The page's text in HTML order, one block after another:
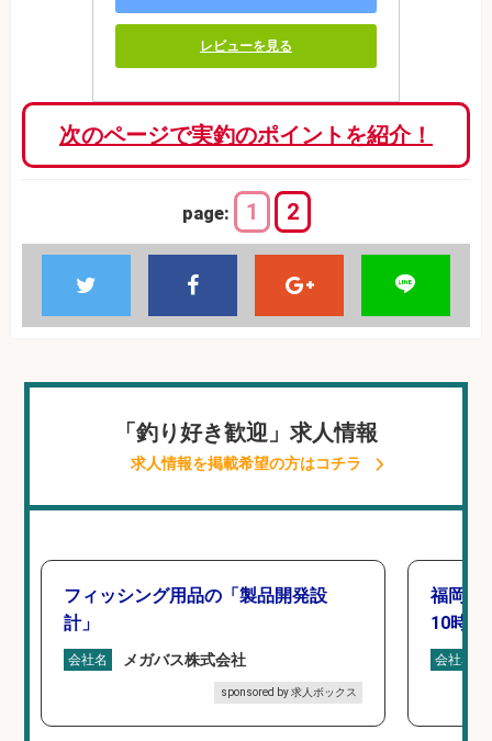
レビューを見る
次のページで実釣のポイントを紹介！
page: 1 2
「釣り好き歓迎」求人情報
求人情報を掲載希望の方はコチラ
フィッシング用品の「製品開発設
計」
会社名 メガバス株式会社
sponsored by 求人ボックス
福岡「
10時間
会社名